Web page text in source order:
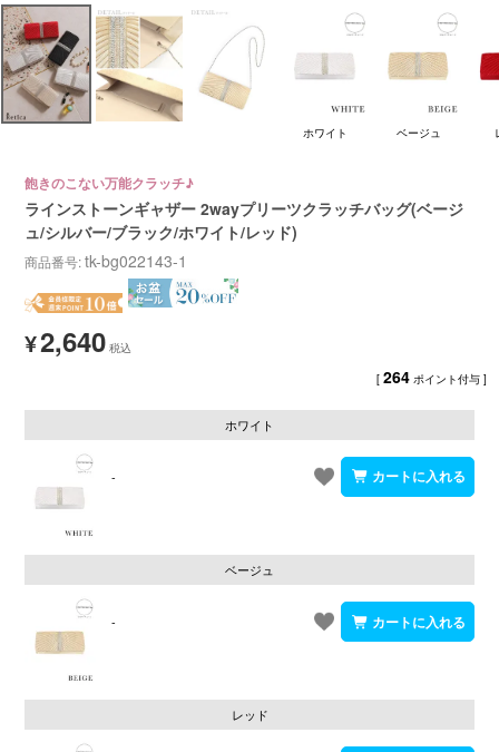
ホワイト ベージュ
飽きのこない万能クラッチ♪
ラインストーンギャザー 2wayプリーツクラッチバッグ(ベージ
ュ/シルバー/ブラック/ホワイト/レッド)
商品番号 tk-bg022143-1
¥2,640
[ 264 ポイント付与 ]
ホワイト
-
ベージュ
-
レッド